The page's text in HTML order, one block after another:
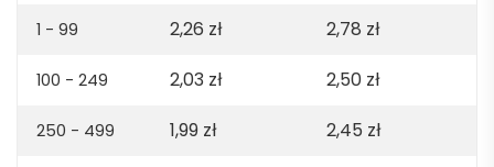
1 - 99 2,26 zł 2,78 zł
100 - 249 2,03 zł 2,50 zł
250 - 499 1,99 zł 2,45 zł